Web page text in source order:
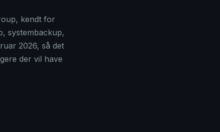
kendt for
systembackup,
2026, så det
der vil have